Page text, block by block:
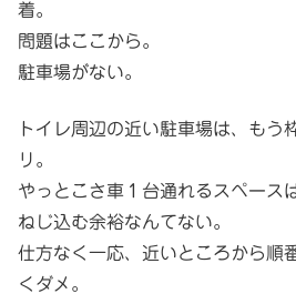
着。
問題はここから。
駐車場がない。
トイレ周辺の近い駐車場は、もう
リ。
やっとこさ車１台通れるスペース
ねじ込む余裕なんてない。
仕方なく一応、近いところから順
くダメ。